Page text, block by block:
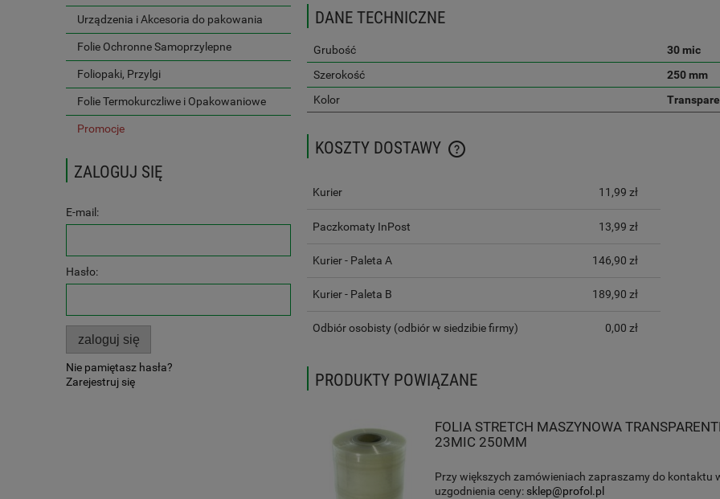
Urządzenia i Akcesoria do pakowania
Folie Ochronne Samoprzylepne
Foliopaki, Przylgi
Folie Termokurczliwe i Opakowaniowe
Promocje
ZALOGUJ SIĘ
E-mail:
Hasło:
zaloguj się
Nie pamiętasz hasła?
Zarejestruj się
DANE TECHNICZNE
Grubość
30 mic
Szerokość
250 mm
Kolor
KOSZTY DOSTAWY
CENA NIE ZAWIERA EWENTUALNYCH KOSZTÓW
Kurier 11,99 zł
Paczkomaty InPost 13,99 zł
Kurier - Paleta A 146,90 zł
Kurier - Paleta B 189,90 zł
Odbiór osobisty (odbiór w siedzibie firmy) 0,00 zł
PRODUKTY POWIĄZANE
FOLIA STRETCH MASZYNOWA
23MIC 250MM
Przy większych zamówieniach zapraszamy do kontaktu
uzgodnienia ceny: sklep@profol.pl